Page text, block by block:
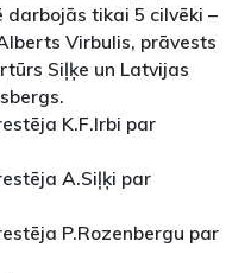
tikai 5 cilvēki –
Virbulis, prāvests
Siļķe un Latvijas
K.F.Irbi par
A.Siļķi par
P.Rozenbergu par